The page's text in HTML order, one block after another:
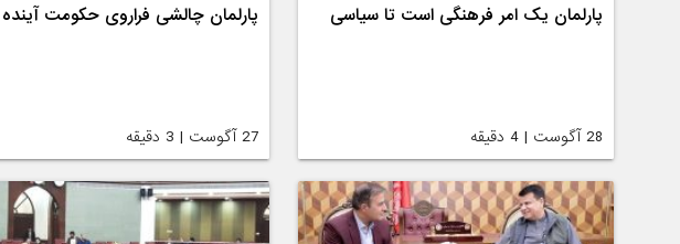
پارلمان یک امر فرهنگی است تا سیاسی
28 آگوست | 4 دقیقه
پارلمان چالشی فراروی حکومت آینده
27 آگوست | 3 دقیقه